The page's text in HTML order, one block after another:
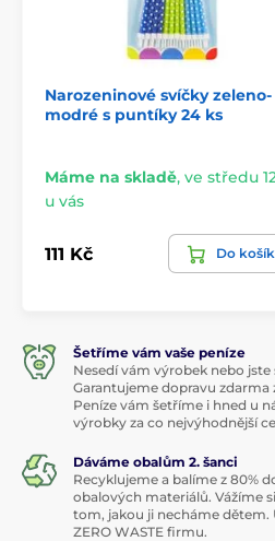
Narozeninové svíčky zeleno-
modré s puntíky 24 ks
Máme na skladě, ve středu
u vás
111 Kč Do
Šetříme vám vaše peníze
Nesedí vám výrobek nebo jste
Garantujeme dopravu zdarma
Peníze vám šetříme i hned u
výrobky za co nejvýhodnější
Dáváme obalům 2. šanci
Recyklujeme a balíme z 80%
obalových materiálů. Vážíme
tom, jakou ji necháme dětem.
ZERO WASTE firmu.